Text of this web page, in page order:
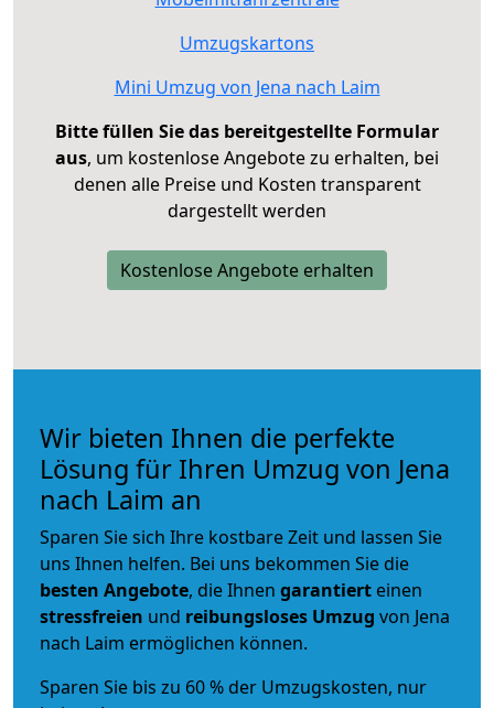
Umzugskartons
Mini Umzug von Jena nach Laim
Bitte füllen Sie das bereitgestellte Formular
aus, um kostenlose Angebote zu erhalten, bei
denen alle Preise und Kosten transparent
dargestellt werden
Kostenlose Angebote erhalten
Wir bieten Ihnen die perfekte
Lösung für Ihren Umzug von Jena
nach Laim an
Sparen Sie sich Ihre kostbare Zeit und lassen Sie
uns Ihnen helfen. Bei uns bekommen Sie die
besten Angebote, die Ihnen garantiert einen
stressfreien und reibungsloses Umzug von Jena
nach Laim ermöglichen können.
Sparen Sie bis zu 60 % der Umzugskosten, nur